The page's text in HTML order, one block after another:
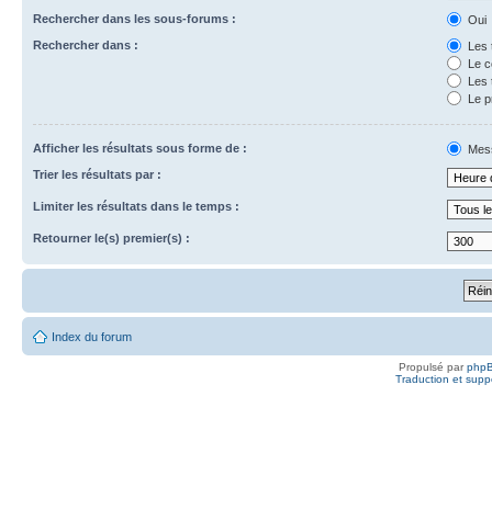
Rechercher dans les sous-forums :
Oui
Rechercher dans :
Les
Le
Les
Le
Afficher les résultats sous forme de :
Trier les résultats par :
Limiter les résultats dans le temps :
Retourner le(s) premier(s) :
Index du forum
Propulsé par
Traduction et